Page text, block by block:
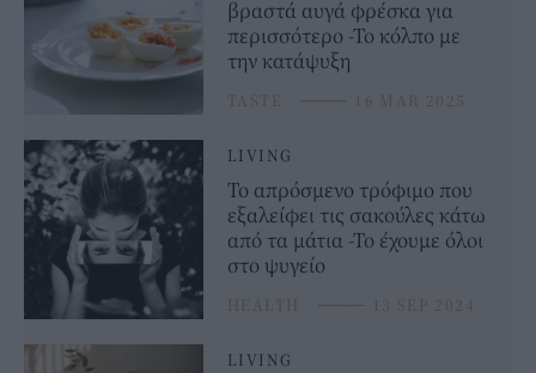
βραστά αυγά φρέσκα για
περισσότερο -Το κόλπο με
την κατάψυξη
TASTE ⸻ 16 MAR 2025
LIVING
Το απρόσμενο τρόφιμο που
εξαλείφει τις σακούλες κάτω
από τα μάτια -Το έχουμε όλοι
στο ψυγείο
HEALTH ⸻ 13 SEP 2024
LIVING